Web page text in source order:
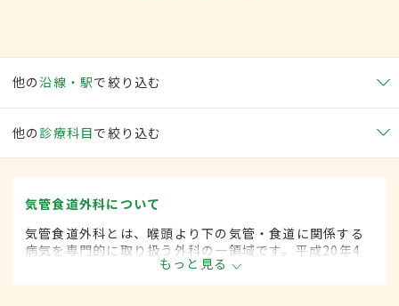
他の沿線・駅で絞り込む
他の 診療科目で絞り込む
気管食道外科について
気管食道外科とは、喉頭より下の気管・食道に関係する
病気を専門的に取り扱う外科の一領域です。平成20年4
月の制度改正前は、気管食道科と呼ばれていました。
もっと見る